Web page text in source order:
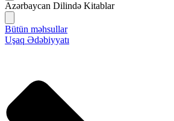
Azərbaycan Dilində Kitablar
Bütün məhsullar
Uşaq Ədəbiyyatı